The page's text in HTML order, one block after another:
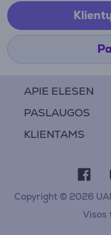
APIE ELESEN
PASLAUGOS
KLIENTAMS
Copyright © 2026
Visos